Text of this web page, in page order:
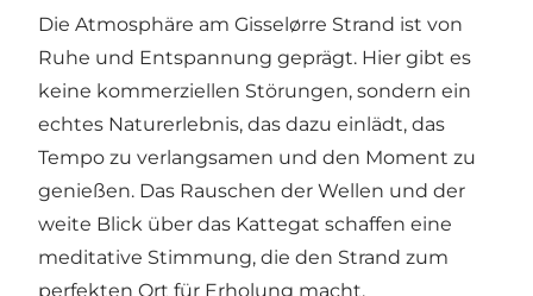
Die Atmosphäre am Gisselørre Strand ist von
Ruhe und Entspannung geprägt. Hier gibt es
keine kommerziellen Störungen, sondern ein
echtes Naturerlebnis, das dazu einlädt, das
Tempo zu verlangsamen und den Moment zu
genießen. Das Rauschen der Wellen und der
weite Blick über das Kattegat schaffen eine
meditative Stimmung, die den Strand zum
perfekten Ort für Erholung macht.